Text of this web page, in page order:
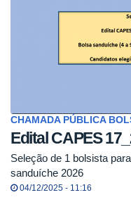
CHAMADA PÚBLICA
Edital CAPES
Seleção de 1 bolsista
sanduíche 2026
04/12/2025 - 11:16